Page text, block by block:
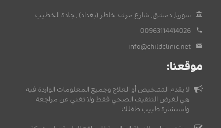
سوريا, دمشق, شارع مرشد خاطر (بغداد) , جادة الخطيب.
00963114414026
info@childclinic.net
موقعنا:
لا يقدم التشخيص أو العلاج وجميع المعلومات الواردة فيه
هي لغرض التثقيف الصحي فقط ولا تغني عن مراجعة
واستشارة طبيب طفلك.